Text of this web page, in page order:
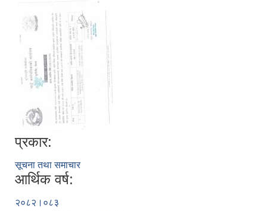
प्रकार:
सूचना तथा समाचार
आर्थिक वर्ष:
२०८२।०८३